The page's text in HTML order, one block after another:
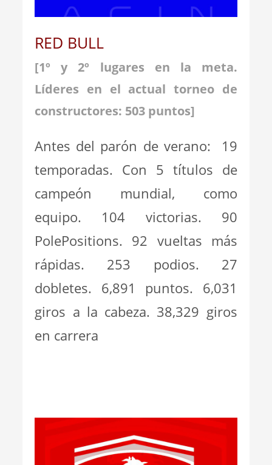
RED BULL
[1º y 2º lugares en la meta.
Líderes en el actual torneo de
constructores: 503 puntos]
Antes del parón de verano: 19
temporadas. Con 5 títulos de
campeón mundial, como
equipo. 104 victorias. 90
PolePositions. 92 vueltas más
rápidas. 253 podios. 27
dobletes. 6,891 puntos. 6,031
giros a la cabeza. 38,329 giros
en carrera